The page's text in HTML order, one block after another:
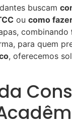
buscam
ou como
combinando
para quem
, oferecemos